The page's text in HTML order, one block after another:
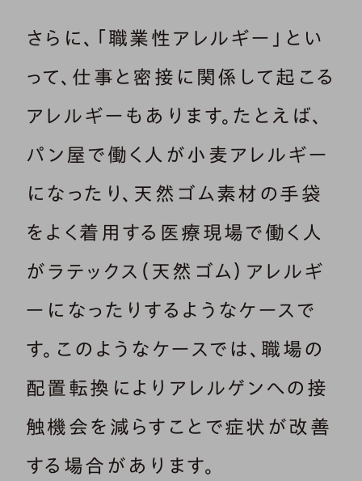
さらに、「職業性アレルギー」とい
って、仕事と密接に関係して起こる
アレルギーもあります。たとえば、
パン屋で働く人が小麦アレルギー
になったり、天然ゴム素材の手袋
をよく着用する医療現場で働く人
がラテックス（天然ゴム）アレルギ
ーになったりするようなケースで
す。このようなケースでは、職場の
配置転換によりアレルゲンへの接
触機会を減らすことで症状が改善
する場合があります。